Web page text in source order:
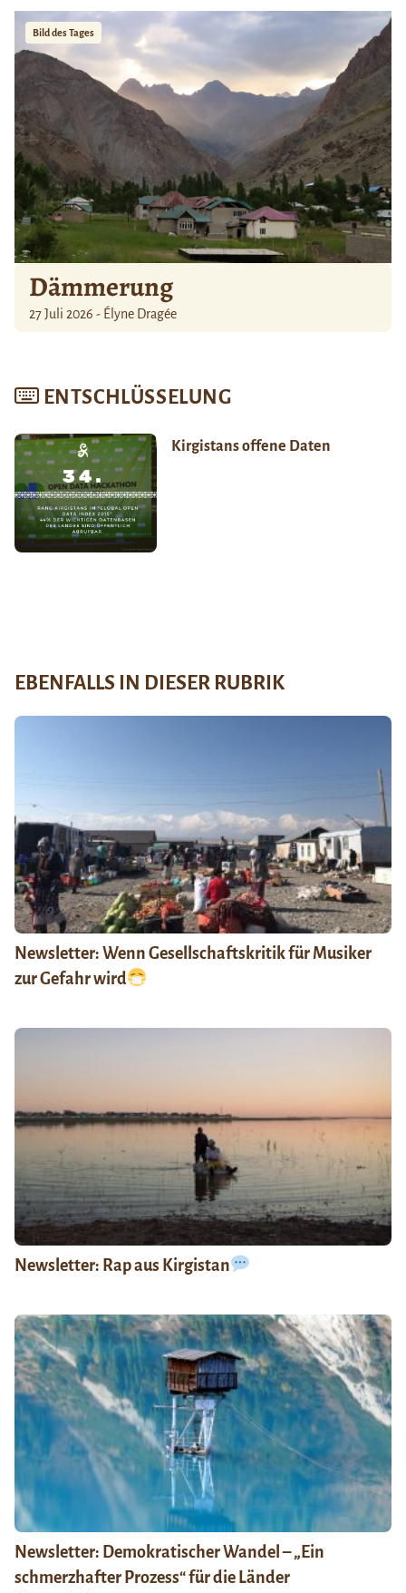
Bild des Tages
Dämmerung
27 Juli 2026 - Élyne Dragée
ENTSCHLÜSSELUNG
Kirgistans offene Daten
EBENFALLS IN DIESER RUBRIK
Newsletter: Wenn Gesellschaftskritik für Musiker
zur Gefahr wird
Newsletter: Rap aus Kirgistan
Newsletter: Demokratischer Wandel – „Ein
schmerzhafter Prozess“ für die Länder